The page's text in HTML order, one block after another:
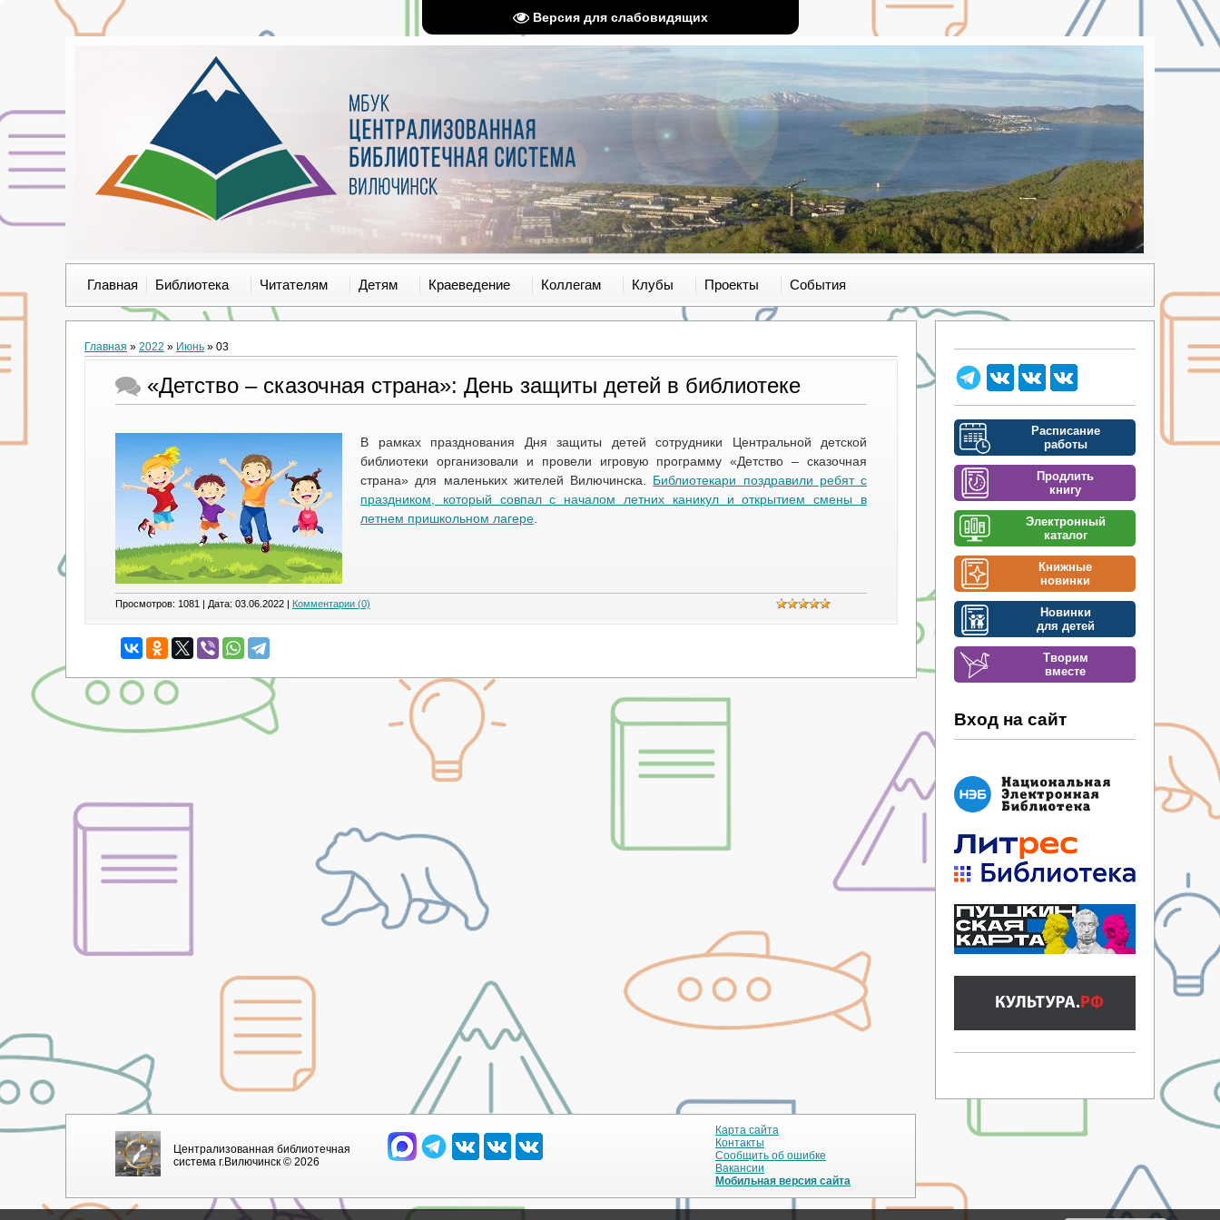
Версия для слабовидящих
Главная Библиотека Читателям Детям Краеведение Коллегам Клубы Проекты События
Главная » 2022 » Июнь » 03
«Детство – сказочная страна»: День защиты детей в библиотеке
В рамках празднования Дня защиты детей сотрудники Центральной детской
библиотеки организовали и провели игровую программу «Детство – сказочная
страна» для маленьких жителей Вилючинска. Библиотекари поздравили ребят с
праздником, который совпал с началом летних каникул и открытием смены в
летнем пришкольном лагере
Просмотров: 1081 | Дата: 03.06.2022 | Комментарии (0)
Расписание
работы
Продлить
книгу
Электронный
каталог
Книжные
новинки
Новинки
для детей
Творим
вместе
Вход на сайт
Централизованная библиотечная
система г.Вилючинск © 2026
Карта сайта
Контакты
Сообщить об ошибке
Вакансии
Мобильная версия сайта